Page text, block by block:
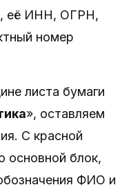
её ИНН, ОГРН,
номер
листа бумаги
», оставляем
С красной
основной блок,
ФИО и